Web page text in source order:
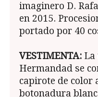
imaginero D.
en 2015.
portado por 40
VESTIMENTA: La
Hermandad se
ca­pirote de color
botonadura